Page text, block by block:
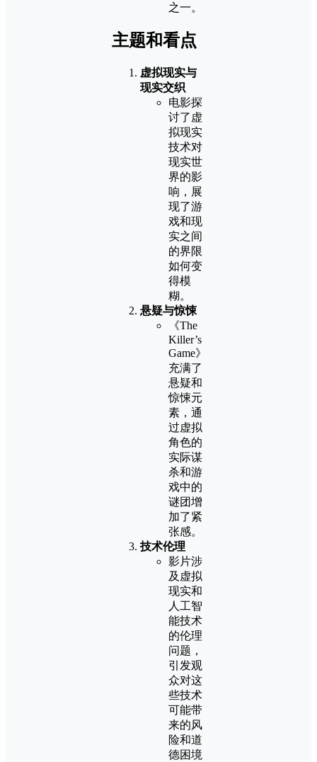
之一。
主题和看点
虚拟现实与
现实交织
电影探
讨了虚
拟现实
技术对
现实世
界的影
响，展
现了游
戏和现
实之间
的界限
如何变
得模
糊。
悬疑与惊悚
《The
Killer’s
Game》
充满了
悬疑和
惊悚元
素，通
过虚拟
角色的
实际谋
杀和游
戏中的
谜团增
加了紧
张感。
技术伦理
影片涉
及虚拟
现实和
人工智
能技术
的伦理
问题，
引发观
众对这
些技术
可能带
来的风
险和道
德困境